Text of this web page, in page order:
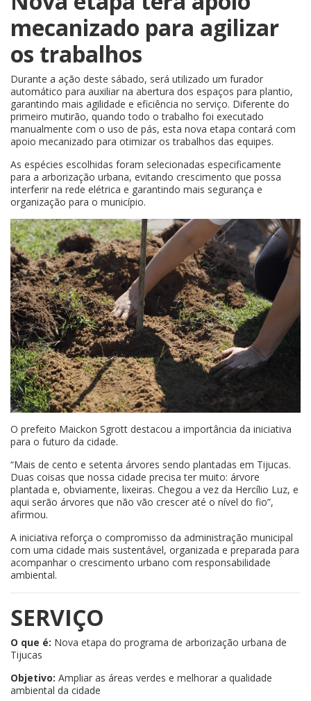
mecanizado para agilizar
os trabalhos
Durante a ação deste sábado, será utilizado um furador
automático para auxiliar na abertura dos espaços para plantio,
garantindo mais agilidade e eficiência no serviço. Diferente do
primeiro mutirão, quando todo o trabalho foi executado
manualmente com o uso de pás, esta nova etapa contará com
apoio mecanizado para otimizar os trabalhos das equipes.
As espécies escolhidas foram selecionadas especificamente
para a arborização urbana, evitando crescimento que possa
interferir na rede elétrica e garantindo mais segurança e
organização para o município.
O prefeito Maickon Sgrott destacou a importância da iniciativa
para o futuro da cidade.
“Mais de cento e setenta árvores sendo plantadas em Tijucas.
Duas coisas que nossa cidade precisa ter muito: árvore
plantada e, obviamente, lixeiras. Chegou a vez da Hercílio Luz, e
aqui serão árvores que não vão crescer até o nível do fio”,
afirmou.
A iniciativa reforça o compromisso da administração municipal
com uma cidade mais sustentável, organizada e preparada para
acompanhar o crescimento urbano com responsabilidade
ambiental.
SERVIÇO
O que é: Nova etapa do programa de arborização urbana de
Tijucas
Objetivo: Ampliar as áreas verdes e melhorar a qualidade
ambiental da cidade